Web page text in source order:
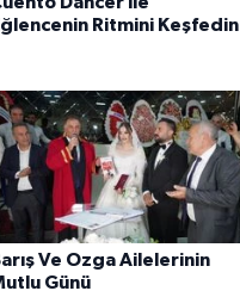
Ritmini Keşfedin
Ve Ozga Ailelerinin
Günü